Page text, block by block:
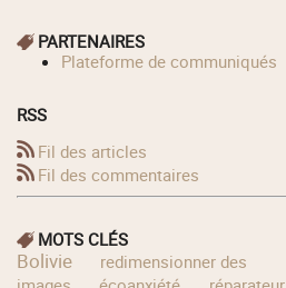
PARTENAIRES
Plateforme de communiqués
RSS
Fil des articles
Fil des commentaires
MOTS CLÉS
Bolivie
redimensionner des